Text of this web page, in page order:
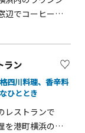
辺でコーヒーや
るのに最適で、
落ち着いた空間
から夜までさま
。港町の景色
過ごせます。
ラン
四川料理、香辛料
ひととき
レストランで
を港町横浜の雰